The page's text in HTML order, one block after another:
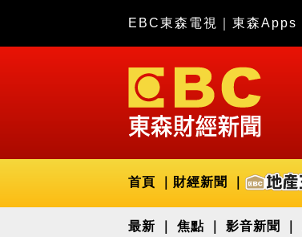
EBC東森電視 東森Apps
首頁 財經新聞
最新 焦點 影音新聞